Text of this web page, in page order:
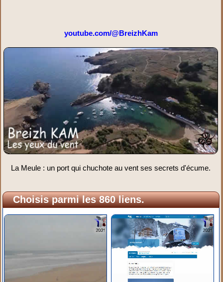
youtube.com/@BreizhKam
La Meule : un port qui chuchote au vent ses secrets d'écume.
Choisis parmi les 860 liens.